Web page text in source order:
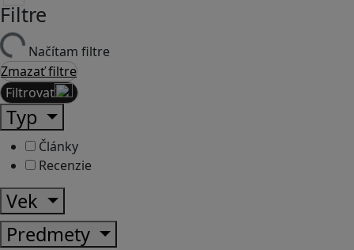
Filtre
Načítam filtre
Zmazať filtre
Filtrovať
Typ
Články
Recenzie
Vek
Predmety